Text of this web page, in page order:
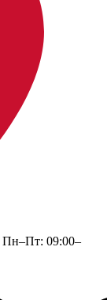
Пн–Пт: 09:00–